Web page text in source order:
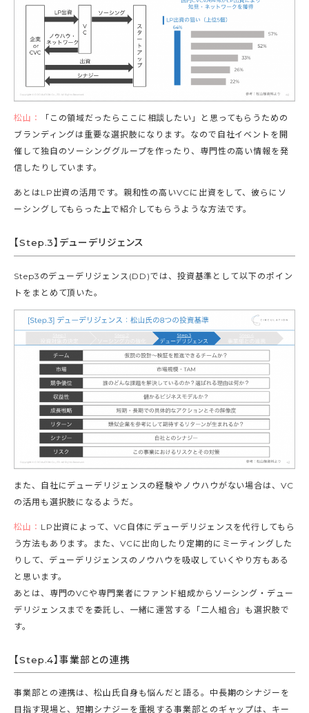
松山：
「この領域だったらここに相談したい」と思ってもらうための
ブランディングは重要な選択肢になります。なので自社イベントを開
催して独自のソーシンググループを作ったり、専門性の高い情報を発
信したりしています。
あとはLP出資の活用です。親和性の高いVCに出資をして、彼らにソ
ーシングしてもらった上で紹介してもらうような方法です。
【Step.3】デューデリジェンス
Step3のデューデリジェンス(DD)では、投資基準として以下のポイン
トをまとめて頂いた。
また、自社にデューデリジェンスの経験やノウハウがない場合は、VC
の活用も選択肢になるようだ。
松山： LP出資によって、VC自体にデューデリジェンスを代行してもら
う方法もあります。また、VCに出向したり定期的にミーティングした
りして、デューデリジェンスのノウハウを吸収していくやり方もある
と思います。
あとは、専門のVCや専門業者にファンド組成からソーシング・デュー
デリジェンスまでを委託し、一緒に運営する「二人組合」も選択肢で
す。
【Step.4】事業部との連携
事業部との連携は、松山氏自身も悩んだと語る。中長期のシナジーを
目指す現場と、短期シナジーを重視する事業部とのギャップは、キー